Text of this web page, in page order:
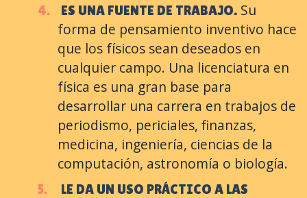
ES UNA FUENTE DE TRABAJO.Su
forma de pensamiento inventivo hace
que los físicos sean deseados en
cualquier campo. Una licenciatura en
física es una gran base para
desarrollar una carrera en trabajos de
periodismo, periciales, finanzas,
medicina, ingeniería, ciencias de la
computación, astronomía o biología.
LE DA UN USO PRÁCTICO A LAS